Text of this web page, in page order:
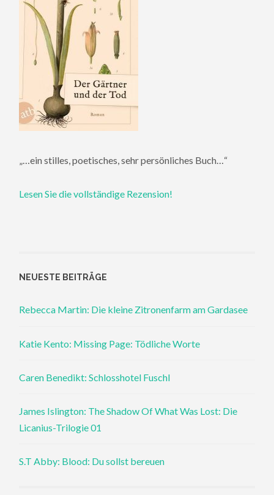
„…ein stilles, poetisches, sehr persönliches Buch…“
Lesen Sie die vollständige Rezension!
NEUESTE BEITRÄGE
Rebecca Martin: Die kleine Zitronenfarm am Gardasee
Katie Kento: Missing Page: Tödliche Worte
Caren Benedikt: Schlosshotel Fuschl
James Islington: The Shadow Of What Was Lost: Die
Licanius-Trilogie 01
S.T Abby: Blood: Du sollst bereuen